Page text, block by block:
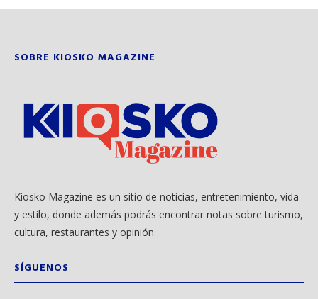
SOBRE KIOSKO MAGAZINE
Kiosko Magazine es un sitio de noticias, entretenimiento, vida
y estilo, donde además podrás encontrar notas sobre turismo,
cultura, restaurantes y opinión.
SÍGUENOS